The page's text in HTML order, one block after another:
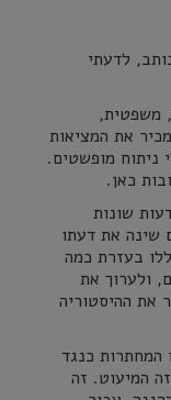
לדעתי
משפטית,
את המציאות
ניתוח מופשטים.
כאן.
שונות
שינה את דעתו
בעזרת כמה
ולערוך את
את ההיסטוריה
כנגד
המיעוט. זה